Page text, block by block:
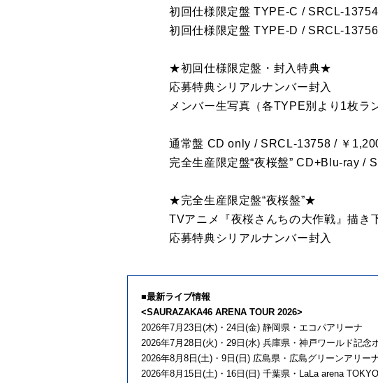
初回仕様限定盤 TYPE-C / SRCL-
初回仕様限定盤 TYPE-D / SRCL-
★初回仕様限定盤・封入特典★
応募特典シリアルナンバー封入
メンバー生写真（各TYPE別より1枚ラ
通常盤 CD only / SRCL-13758 / ￥
完全生産限定盤“夜桜盤” CD+Blu-ray /
★完全生産限定盤“夜桜盤”★
TVアニメ『夜桜さんちの大作戦』描き
応募特典シリアルナンバー封入
■最新ライブ情報
<SAURAZAKA46 ARENA TOUR 2026>
2026年7月23日(木)・24日(金) 静岡県・エコパアリーナ
2026年7月28日(火)・29日(水) 兵庫県・神戸ワールド記念
2026年8月8日(土)・9日(日) 広島県・広島グリーンアリー
2026年8月15日(土)・16日(日) 千葉県・LaLa arena